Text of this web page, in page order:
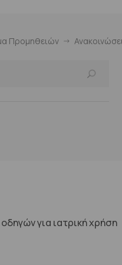
Προμηθειών
για ιατρική χρήση